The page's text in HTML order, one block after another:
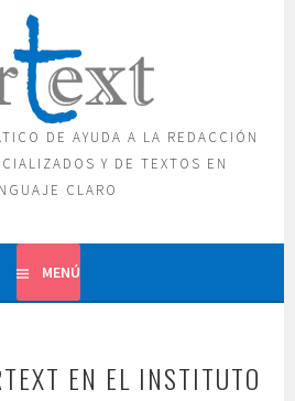
DE AYUDA A LA REDACCIÓN
Y DE TEXTOS EN
CLARO
MENÚ
EN EL INSTITUTO